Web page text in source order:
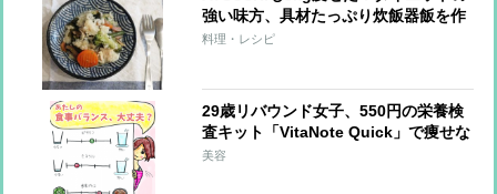
強い味方、具材たっぷり炊飯器飯を作
ってみた
料理・レシピ
29歳リバウンド女子、550円の栄養検
査キット「VitaNote Quick」で痩せな
い理由が!?【おデブライターの減量
美容